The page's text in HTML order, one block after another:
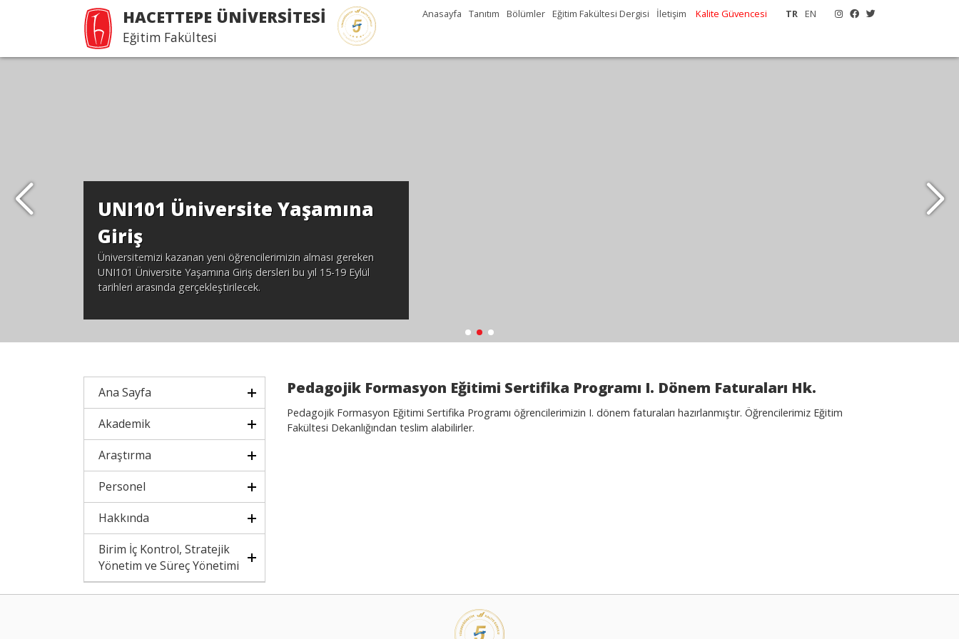
HACETTEPE ÜNİVERSİTESİ
Eğitim Fakültesi
TR EN
Anasayfa Tanıtım Bölümler Eğitim Fakültesi Dergisi İletişim Kalite Güvencesi
UNI101 Üniversite Yaşamına
Giriş
Üniversitemizi kazanan yeni öğrencilerimizin alması gereken
UNI101 Üniversite Yaşamına Giriş dersleri bu yıl 15-19 Eylül
tarihleri arasında gerçekleştirilecek.
Ana Sayfa
Akademik
Araştırma
Personel
Hakkında
Birim İç Kontrol, Stratejik
Yönetim ve Süreç Yönetimi
Pedagojik Formasyon Eğitimi Sertifika Programı I. Dönem Faturaları Hk.
Pedagojik Formasyon Eğitimi Sertifika Programı öğrencilerimizin I. dönem faturaları hazırlanmıştır. Öğrencilerimiz Eğitim
Fakültesi Dekanlığından teslim alabilirler.